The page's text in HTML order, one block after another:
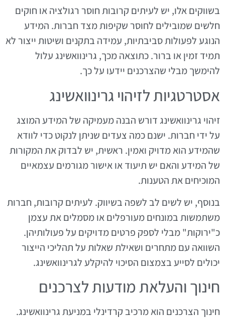
בשווקים אלו, יש לעיתים קרובות חוסר רגולציה או חוקים
חלשים שמובילים לחוסר שקיפות מצד חברות. המידע
הנוגע לפעולות סביבתיות, עמידה בתקנים ושיטות ייצור לא
תמיד זמין או ברור. כתוצאה מכך, גרינוואשינג עלול
להימשך מבלי שהצרכנים יידעו על כך.
אסטרטגיות לזיהוי גרינוואשינג
זיהוי גרינוואשינג דורש הבנה מעמיקה של המידע המוצג
על ידי חברות. ישנם כמה צעדים שניתן לנקוט כדי לוודא
שהמידע הוא מדויק ואמין. ראשית, יש לבדוק את המקורות
של המידע והאם יש תיעוד או אישור מגורמים עצמאיים
המוכיחים את הטענות.
בנוסף, יש לשים לב לשפה בשיווק. לעיתים קרובות, חברות
משתמשות במונחים מעורפלים או מסמלים את עצמן
כ"ירוקות" מבלי לספק פרטים מדויקים על פעולותיהן.
השוואה עם מתחרים ושאילת שאלות על תהליכי הייצור
יכולים לסייע בצמצום הסיכוי להיקלע לגרינוואשינג.
חינוך והעלאת מודעות לצרכנים
חינוך הצרכנים הוא מרכיב קרדינלי במניעת גרינוואשינג.